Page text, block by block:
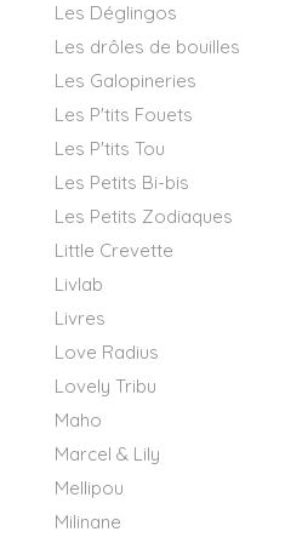
Les Déglingos
Les drôles de bouilles
Les Galopineries
Les P'tits Fouets
Les P'tits Tou
Les Petits Bi-bis
Les Petits Zodiaques
Little Crevette
Livlab
Livres
Love Radius
Lovely Tribu
Maho
Marcel & Lily
Mellipou
Milinane